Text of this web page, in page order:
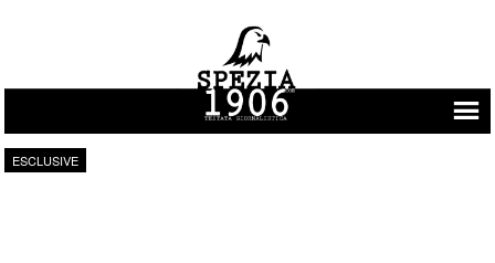
Vai al contenuto
ESCLUSIVE